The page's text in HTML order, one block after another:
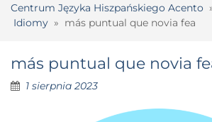
Centrum Języka Hiszpańskiego Acento
Idiomy » más puntual que novia fea
más puntual que novia
1 sierpnia 2023